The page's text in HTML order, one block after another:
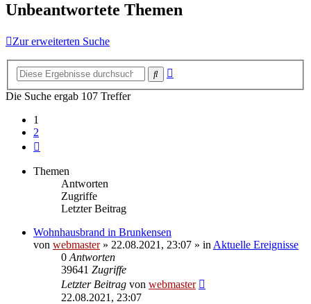
Unbeantwortete Themen
Zur erweiterten Suche
Suche
Die Suche ergab 107 Treffer
1
2
Themen
Antworten
Zugriffe
Letzter Beitrag
Wohnhausbrand in Brunkensen
von webmaster» 22.08.2021, 23:07 » in Aktuelle Ereignisse
0 Antworten
39641 Zugriffe
Letzter Beitrag von webmaster
22.08.2021, 23:07